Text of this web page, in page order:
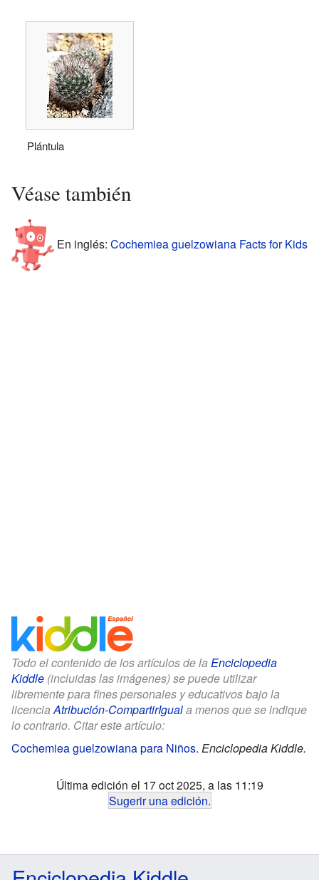
Plántula
Véase también
En inglés: Cochemiea guelzowiana Facts for Kids
Todo el contenido de los artículos de la Enciclopedia
Kiddle (incluidas las imágenes) se puede utilizar
libremente para fines personales y educativos bajo la
licenciaAtribución-CompartirIguala menos que se indique
lo contrario. Citar este artículo:
Cochemiea guelzowiana para Niños. Enciclopedia Kiddle.
Última edición el 17 oct 2025, a las 11:19
Sugerir una edición.